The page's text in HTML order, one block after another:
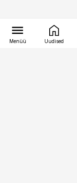
Menüü Uudised